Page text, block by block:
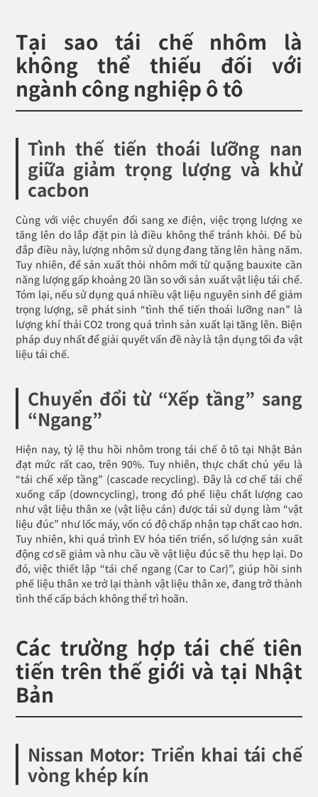
Tại sao tái chế nhôm là
không thể thiếu đối với
ngành công nghiệp ô tô
Tình thế tiến thoái lưỡng nan
giữa giảm trọng lượng và khử
cacbon
Cùng với việc chuyển đổi sang xe điện, việc trọng lượng xe
tăng lên do lắp đặt pin là điều không thể tránh khỏi. Để bù
đắp điều này, lượng nhôm sử dụng đang tăng lên hàng năm.
Tuy nhiên, để sản xuất thỏi nhôm mới từ quặng bauxite cần
năng lượng gấp khoảng 20 lần so với sản xuất vật liệu tái chế.
Tóm lại, nếu sử dụng quá nhiều vật liệu nguyên sinh để giảm
trọng lượng, sẽ phát sinh “tình thế tiến thoái lưỡng nan” là
lượng khí thải CO2 trong quá trình sản xuất lại tăng lên. Biện
pháp duy nhất để giải quyết vấn đề này là tận dụng tối đa vật
liệu tái chế.
Chuyển đổi từ “Xếp tầng” sang
“Ngang”
Hiện nay, tỷ lệ thu hồi nhôm trong tái chế ô tô tại Nhật Bản
đạt mức rất cao, trên 90%. Tuy nhiên, thực chất chủ yếu là
“tái chế xếp tầng” (cascade recycling). Đây là cơ chế tái chế
xuống cấp (downcycling), trong đó phế liệu chất lượng cao
như vật liệu thân xe (vật liệu cán) được tái sử dụng làm “vật
liệu đúc” như lốc máy, vốn có độ chấp nhận tạp chất cao hơn.
Tuy nhiên, khi quá trình EV hóa tiến triển, số lượng sản xuất
động cơ sẽ giảm và nhu cầu về vật liệu đúc sẽ thu hẹp lại. Do
đó, việc thiết lập “tái chế ngang (Car to Car)”, giúp hồi sinh
phế liệu thân xe trở lại thành vật liệu thân xe, đang trở thành
tình thế cấp bách không thể trì hoãn.
Các trường hợp tái chế tiên
tiến trên thế giới và tại Nhật
Bản
Nissan Motor: Triển khai tái chế
vòng khép kín